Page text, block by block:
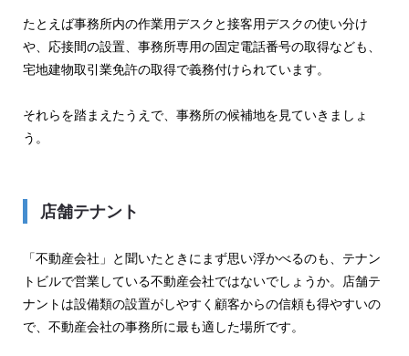
たとえば事務所内の作業用デスクと接客用デスクの使い分け
や、応接間の設置、事務所専用の固定電話番号の取得なども、
宅地建物取引業免許の取得で義務付けられています。
それらを踏まえたうえで、事務所の候補地を見ていきましょ
う。
店舗テナント
「不動産会社」と聞いたときにまず思い浮かべるのも、テナン
トビルで営業している不動産会社ではないでしょうか。店舗テ
ナントは設備類の設置がしやすく顧客からの信頼も得やすいの
で、不動産会社の事務所に最も適した場所です。